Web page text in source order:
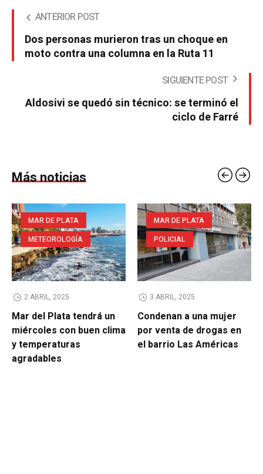
ANTERIOR POST
Dos personas murieron tras un choque en
moto contra una columna en la Ruta 11
SIGUIENTE POST
Aldosivi se quedó sin técnico: se terminó el
ciclo de Farré
Más noticias
MAR DE PLATA
METEOROLOGÍA
2 ABRIL, 2025
Mar del Plata tendrá un
miércoles con buen clima
y temperaturas
agradables
MAR DE PLATA
POLICIAL
3 ABRIL, 2025
Condenan a una mujer
por venta de drogas en
el barrio Las Américas